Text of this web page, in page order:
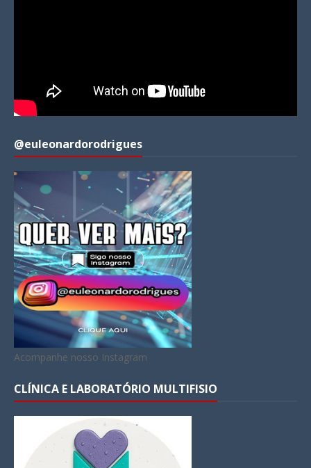
@euleonardorodrigues
Acompanhe nosso Instagram
CLÍNICA E LABORATÓRIO MULTIFISIO